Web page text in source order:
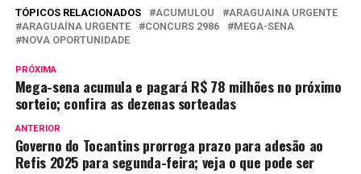
TÓPICOS RELACIONADOS ACUMULOU
ARAGUAINA URGENTE
ARAGUAÍNA URGENTE
CONCURS 2986
MEGA-SENA
NOVA OPORTUNIDADE
PRÓXIMA
Mega-sena acumula e pagará R$ 78 milhões no próximo
sorteio; confira as dezenas sorteadas
ANTERIOR
Governo do Tocantins prorroga prazo para adesão ao
Refis 2025 para segunda-feira; veja o que pode ser